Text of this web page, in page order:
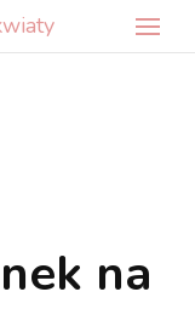
na